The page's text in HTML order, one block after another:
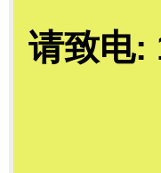
请致电: